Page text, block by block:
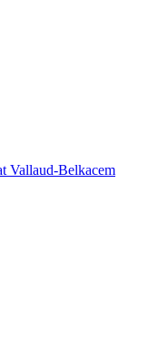
Vallaud-Belkacem